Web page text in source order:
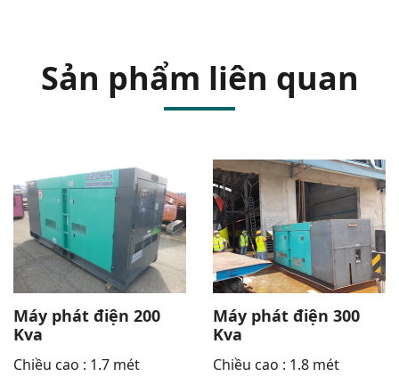
Sản phẩm liên quan
Máy phát điện 200
Kva
Chiều cao : 1.7 mét
Máy phát điện 300
Kva
Chiều cao : 1.8 mét